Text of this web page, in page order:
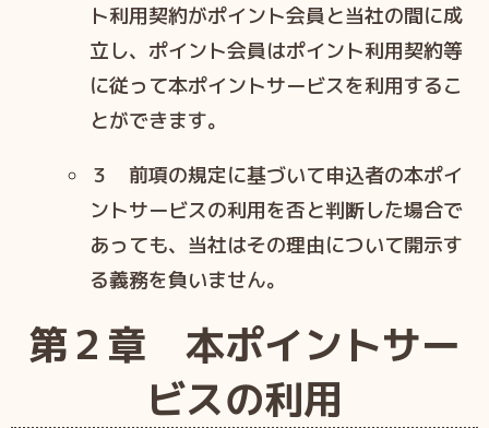
ト利⽤契約がポイント会員と当社の間に成
⽴し、ポイント会員はポイント利⽤契約等
に従って本ポイントサービスを利⽤するこ
とができます。
３ 前項の規定に基づいて申込者の本ポイ
ントサービスの利⽤を否と判断した場合で
あっても、当社はその理由について開⽰す
る義務を負いません。
第２章 本ポイントサー
ビスの利⽤